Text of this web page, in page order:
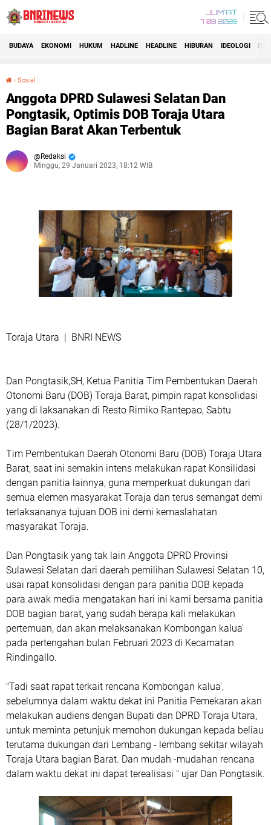
JUM'AT
7 08 2026
BUDAYA EKONOMI HUKUM HADLINE HEADLINE HIBURAN IDEOLOGI
› Sosial
Anggota DPRD Sulawesi Selatan Dan
Pongtasik, Optimis DOB Toraja Utara
Bagian Barat Akan Terbentuk
Redaksi
Minggu, 29 Januari 2023, 18:12 WIB
Toraja Utara | BNRI NEWS
Dan Pongtasik,SH, Ketua Panitia Tim Pembentukan Daerah
Otonomi Baru (DOB) Toraja Barat, pimpin rapat konsolidasi
yang di laksanakan di Resto Rimiko Rantepao, Sabtu
(28/1/2023).
Tim Pembentukan Daerah Otonomi Baru (DOB) Toraja Utara
Barat, saat ini semakin intens melakukan rapat Konsilidasi
dengan panitia lainnya, guna memperkuat dukungan dari
semua elemen masyarakat Toraja dan terus semangat demi
terlaksananya tujuan DOB ini demi kemaslahatan
masyarakat Toraja.
Dan Pongtasik yang tak lain Anggota DPRD Provinsi
Sulawesi Selatan dari daerah pemilihan Sulawesi Selatan 10,
usai rapat konsolidasi dengan para panitia DOB kepada
para awak media mengatakan hari ini kami bersama panitia
DOB bagian barat, yang sudah berapa kali melakukan
pertemuan, dan akan melaksanakan Kombongan kalua'
pada pertengahan bulan Februari 2023 di Kecamatan
Rindingallo.
"Tadi saat rapat terkait rencana Kombongan kalua',
sebelumnya dalam waktu dekat ini Panitia Pemekaran akan
melakukan audiens dengan Bupati dan DPRD Toraja Utara,
untuk meminta petunjuk memohon dukungan kepada beliau
terutama dukungan dari Lembang - lembang sekitar wilayah
Toraja Utara bagian Barat. Dan mudah -mudahan rencana
dalam waktu dekat ini dapat terealisasi " ujar Dan Pongtasik.